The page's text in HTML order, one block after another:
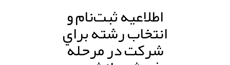
اطلاعيه ثبت‌نام و
انتخاب رشته براي
شرکت در مرحله